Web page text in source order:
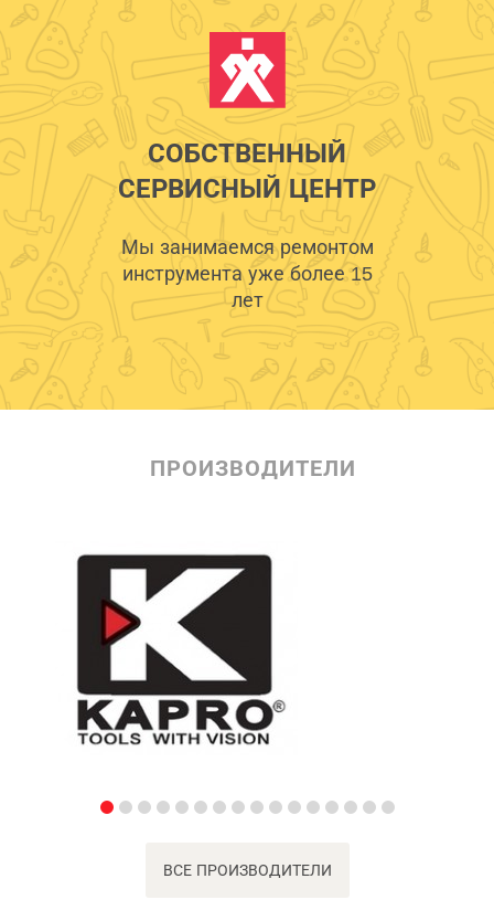
СОБСТВЕННЫЙ
СЕРВИСНЫЙ ЦЕНТР
Мы занимаемся ремонтом
инструмента уже более 15
лет
ПРОИЗВОДИТЕЛИ
ВСЕ ПРОИЗВОДИТЕЛИ